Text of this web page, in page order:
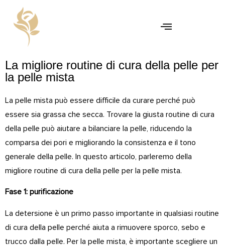
La migliore routine di cura della pelle per
la pelle mista
La pelle mista può essere difficile da curare perché può
essere sia grassa che secca. Trovare la giusta routine di cura
della pelle può aiutare a bilanciare la pelle, riducendo la
comparsa dei pori e migliorando la consistenza e il tono
generale della pelle. In questo articolo, parleremo della
migliore routine di cura della pelle per la pelle mista.
Fase 1: purificazione
La detersione è un primo passo importante in qualsiasi routine
di cura della pelle perché aiuta a rimuovere sporco, sebo e
trucco dalla pelle. Per la pelle mista, è importante scegliere un